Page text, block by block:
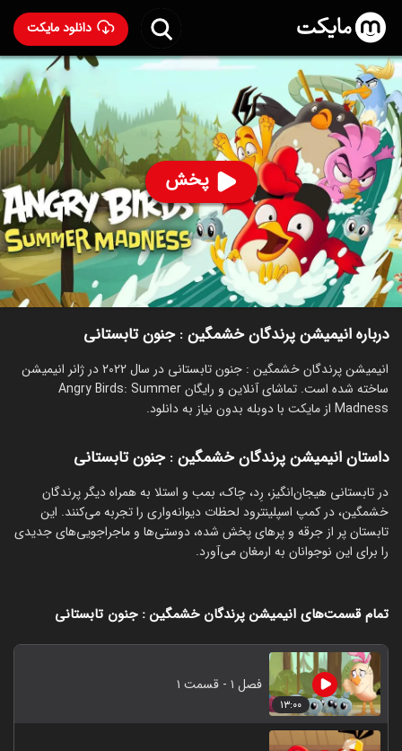
دانلود مایکت
پخش
انیمیشن پرندگان خشمگین : جنون تابستانی با دوبله فارسی-
Angry Birds: Summer Madness 2022
۱۷۵ 88% ۵.۷
ساخت بریتانیا سال 2022
رده سنی ۷+
سریال
انیمیشن اکشن
توضیحات قسمت‌ها انیمیشن‌های مشابه
درباره انیمیشن پرندگان خشمگین : جنون تابستانی
انیمیشن پرندگان خشمگین : جنون تابستانی در سال 2022 در ژانر انیمیشن
ساخته شده است. تماشای آنلاین و رایگان Angry Birds: Summer
Madness از مایکت با دوبله بدون نیاز به دانلود.
داستان انیمیشن پرندگان خشمگین : جنون تابستانی
در تابستانی هیجان‌انگیز، رِد، چاک، بمب و استلا به همراه دیگر پرندگان
خشمگین، در کمپ اسپلینترود لحظات دیوانه‌واری را تجربه می‌کنند. این
تابستان پر از جرقه و پرهای پخش شده، دوستی‌ها و ماجراجویی‌های جدیدی
را برای این نوجوانان به ارمغان می‌آورد.
تمام قسمت‌های انیمیشن پرندگان خشمگین : جنون تابستانی
۱۳:۰۰
فصل ۱ - قسمت ۱